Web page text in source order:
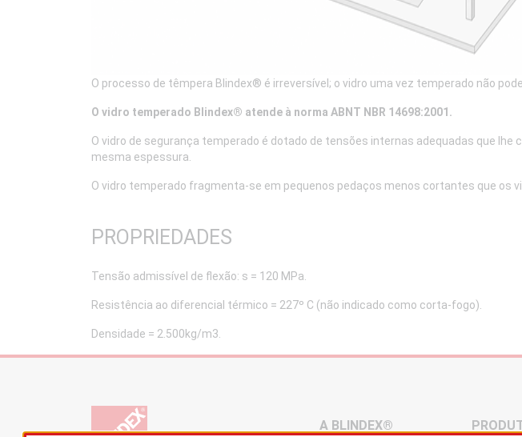
O processo de têmpera Blindex® é irreversível; o vidro uma vez temperado não
O vidro temperado Blindex® atende à norma ABNT NBR 14698:2001.
O vidro de segurança temperado é dotado de tensões internas adequadas que
mesma espessura.
O vidro temperado fragmenta-se em pequenos pedaços menos cortantes que os
PROPRIEDADES
Tensão admissível de flexão: s = 120 MPa.
Resistência ao diferencial térmico = 227º C (não indicado como corta-fogo).
Densidade = 2.500kg/m3.
A BLINDEX®